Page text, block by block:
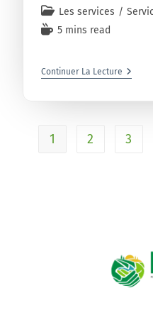
Les services /
5 mins read
Continuer La Lecture
1 2 3